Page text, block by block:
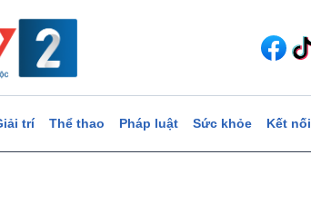
trí Thể thao Pháp luật Sức khỏe Kết nối